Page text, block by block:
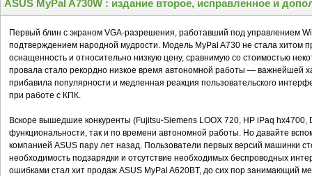
ASUS MyPal A730W : издание второе, исправленное и
Первый блин с экраном VGA-разрешения, работавший под управлением
подтверждением народной мудрости. Модель MyPal A730 не стала хитом
оснащенность и относительно низкую цену, сравнимую со стоимостью
провала стало рекордно низкое время автономной работы — важнейшей
прибавила популярности и медленная реакция пользовательского
при работе с КПК.
Вскоре вышедшие конкуренты (Fujitsu-Siemens LOOX 720, HP iPaq hx4700,
функциональности, так и по времени автономной работы. Но давайте
компанией ASUS пару лет назад. Пользователи первых версий машинки
необходимость подзарядки и отсутствие необходимых беспроводных
ошибками стал хит продаж ASUS MyPal A620BT, до сих пор занимающий